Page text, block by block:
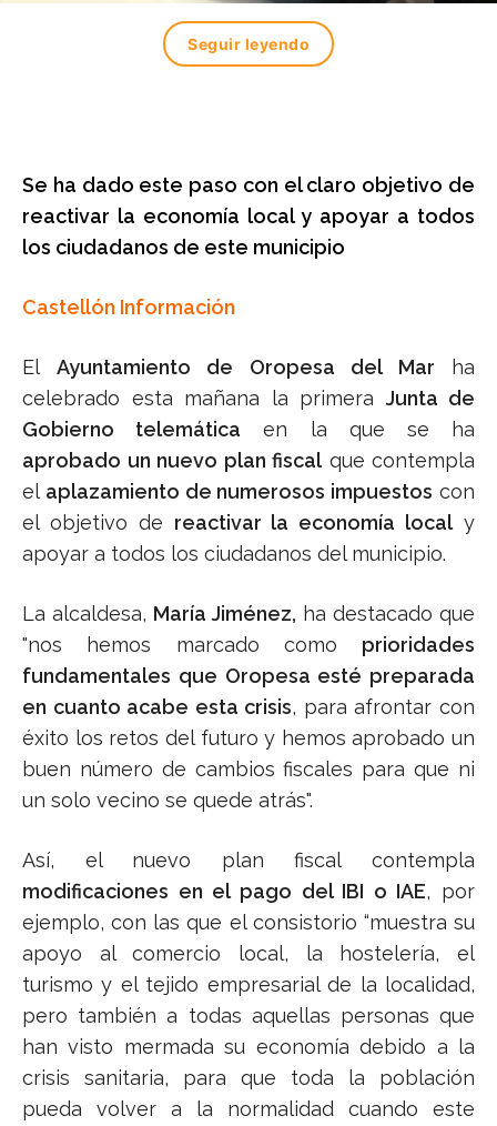
Seguir leyendo
Se ha dado este paso con el claro objetivo de
reactivar la economía local y apoyar a todos
los ciudadanos de este municipio
Castellón Información
El Ayuntamiento de Oropesa del Mar ha
celebrado esta mañana la primera Junta de
Gobierno telemática en la que se ha
aprobado un nuevo plan fiscalque contempla
el aplazamiento de numerosos impuestos con
el objetivo de reactivar la economía localy
apoyar a todos los ciudadanos del municipio.
La alcaldesa, María Jiménez, ha destacado que
"nos hemos marcado como prioridades
fundamentales que Oropesa esté preparada
en cuanto acabe esta crisis, para afrontar con
éxito los retos del futuro y hemos aprobado un
buen número de cambios fiscales para que ni
un solo vecino se quede atrás".
Así, el nuevo plan fiscal contempla
modificaciones en el pago del IBI o IAE, por
ejemplo, con las que el consistorio “muestra su
apoyo al comercio local, la hostelería, el
turismo y el tejido empresarial de la localidad,
pero también a todas aquellas personas que
han visto mermada su economía debido a la
crisis sanitaria, para que toda la población
pueda volver a la normalidad cuando este